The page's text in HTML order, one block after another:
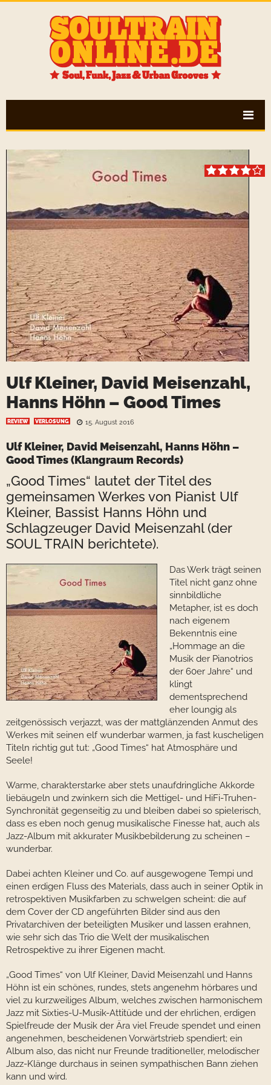
Ulf Kleiner, David Meisenzahl,
Hanns Höhn – Good Times
REVIEW VERLOSUNG 15. August 2016
Ulf Kleiner, David Meisenzahl, Hanns Höhn –
Good Times (Klangraum Records)
„Good Times“ lautet der Titel des
gemeinsamen Werkes von Pianist Ulf
Kleiner, Bassist Hanns Höhn und
Schlagzeuger David Meisenzahl (der
SOUL TRAIN berichtete).
Das Werk trägt seinen
Titel nicht ganz ohne
sinnbildliche
Metapher, ist es doch
nach eigenem
Bekenntnis eine
„Hommage an die
Musik der Pianotrios
der 60er Jahre“ und
klingt
dementsprechend
eher loungig als
zeitgenössisch verjazzt, was der mattglänzenden Anmut des
Werkes mit seinen elf wunderbar warmen, ja fast kuscheligen
Titeln richtig gut tut: „Good Times“ hat Atmosphäre und
Seele!
Warme, charakterstarke aber stets unaufdringliche Akkorde
liebäugeln und zwinkern sich die Mettigel- und HiFi-Truhen-
Synchronität gegenseitig zu und bleiben dabei so spielerisch,
dass es eben noch genug musikalische Finesse hat, auch als
Jazz-Album mit akkurater Musikbebilderung zu scheinen –
wunderbar.
Dabei achten Kleiner und Co. auf ausgewogene Tempi und
einen erdigen Fluss des Materials, dass auch in seiner Optik in
retrospektiven Musikfarben zu schwelgen scheint: die auf
dem Cover der CD angeführten Bilder sind aus den
Privatarchiven der beteiligten Musiker und lassen erahnen,
wie sehr sich das Trio die Welt der musikalischen
Retrospektive zu ihrer Eigenen macht.
„Good Times“ von Ulf Kleiner, David Meisenzahl und Hanns
Höhn ist ein schönes, rundes, stets angenehm hörbares und
viel zu kurzweiliges Album, welches zwischen harmonischem
Jazz mit Sixties-U-Musik-Attitüde und der ehrlichen, erdigen
Spielfreude der Musik der Ära viel Freude spendet und einen
angenehmen, bescheidenen Vorwärtstrieb spendiert; ein
Album also, das nicht nur Freunde traditioneller, melodischer
Jazz-Klänge durchaus in seinen sympathischen Bann ziehen
kann und wird.